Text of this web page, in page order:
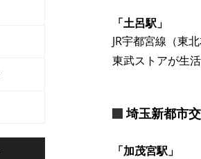
「土呂駅」
JR宇都宮線（東
東武ストアが生
埼玉新都市
「加茂宮駅」